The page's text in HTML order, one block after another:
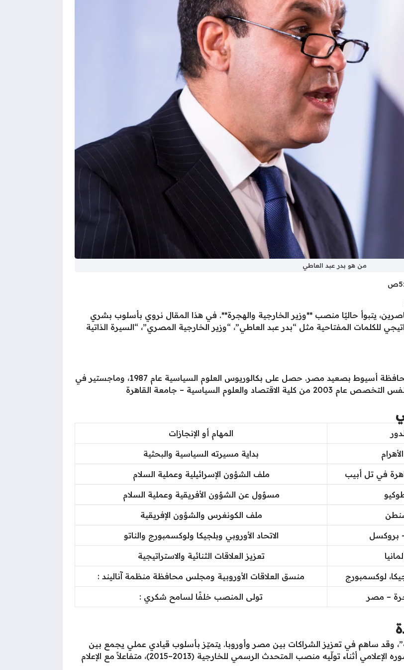
من هو بدر عبد العاطي
يتبوأ حاليًا منصب **وزير الخارجية والهجرة**. في هذا المقال نروي بأسلوب بشري
للكلمات المفتاحية مثل “بدر عبد العاطي”، “وزير الخارجية المصري”، “السيرة الذاتية
في 8 فبراير 1966 بمحافظة أسيوط بصعيد مصر. حصل على بكالوريوس العلوم السياسية عام 1987، وماجستير في
المهام أو الإنجازات
بداية مسيرته السياسية والبحثية
في تل أبيب ملف الشؤون الإسرائيلية وعملية السلام
مسؤول عن الشؤون الأفريقية وعملية السلام
ملف الكونغرس والشؤون الإفريقية
بروكسل الاتحاد الأوروبي وبلجيكا ولوكسمبورج والناتو
تعزيز العلاقات الثنائية والاستراتيجية
لوكسمبورج منسق العلاقات الأوروبية ومجلس محافظة منظمة آناليند :
– مصر تولى المنصب خلفًا لسامح شكري :
وقد ساهم في تعزيز الشراكات بين مصر وأوروبا. يتميّز بأسلوب قيادي عملي يجمع بين
الخبرة الأكاديمية والدبلوماسية العملية . كما تميّز بحضوره الإعلامي أثناء تولّيه منصب المتحدث الرسمي للخارجية (2013–2015)، متفاعلاً مع الإعلام